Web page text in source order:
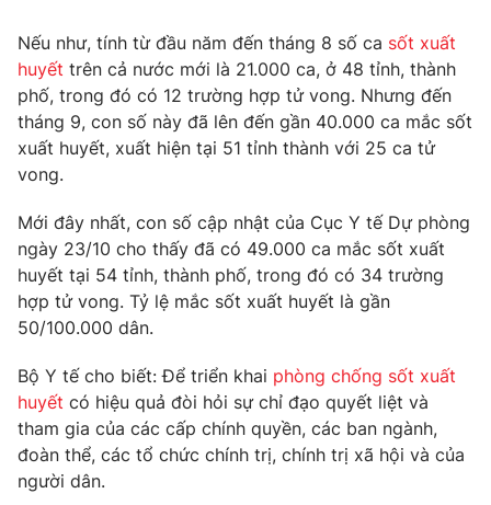
Tin tức
Thế giới đó đây
Câu chuyện quốc tế
Kinh tế
Tài chính
Thị trường
Dữ liệu và đời sống
Phim VTV
Hậu trường
Nhân vật
Khán giả
Giải sao mai
Giải trí
Điện ảnh
Sao
Đời sống
Du lịch
Làm đẹp
Chất lượng cuộc sống
Giáo dục
Tuyển sinh
Học trực tuyến
Công nghệ
Nếu như, tính từ đầu năm đến tháng 8 số ca sốt xuất
huyết trên cả nước mới là 21.000 ca, ở 48 tỉnh, thành
phố, trong đó có 12 trường hợp tử vong. Nhưng đến
tháng 9, con số này đã lên đến gần 40.000 ca mắc sốt
xuất huyết, xuất hiện tại 51 tỉnh thành với 25 ca tử
vong.
Mới đây nhất, con số cập nhật của Cục Y tế Dự phòng
ngày 23/10 cho thấy đã có 49.000 ca mắc sốt xuất
huyết tại 54 tỉnh, thành phố, trong đó có 34 trường
hợp tử vong. Tỷ lệ mắc sốt xuất huyết là gần
50/100.000 dân.
Bộ Y tế cho biết: Để triển khai phòng chống sốt xuất
huyết có hiệu quả đòi hỏi sự chỉ đạo quyết liệt và
tham gia của các cấp chính quyền, các ban ngành,
đoàn thể, các tổ chức chính trị, chính trị xã hội và của
người dân.